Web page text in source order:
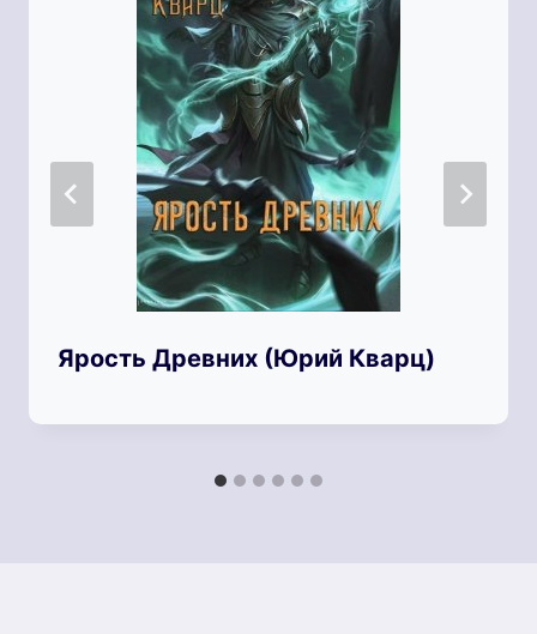
Ярость Древних (Юрий Кварц)